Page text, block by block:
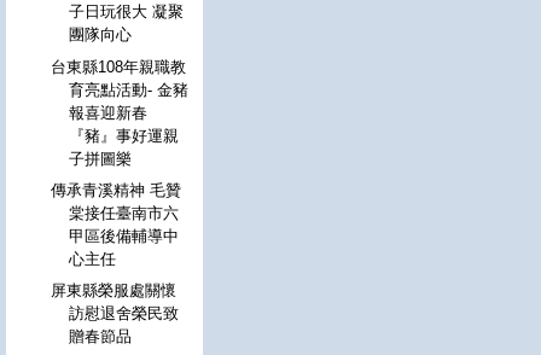
子日玩很大 凝聚
團隊向心
台東縣108年親職教
育亮點活動- 金豬
報喜迎新春
『豬』事好運親
子拼圖樂
傳承青溪精神 毛贊
棠接任臺南市六
甲區後備輔導中
心主任
屏東縣榮服處關懷
訪慰退舍榮民致
贈春節品